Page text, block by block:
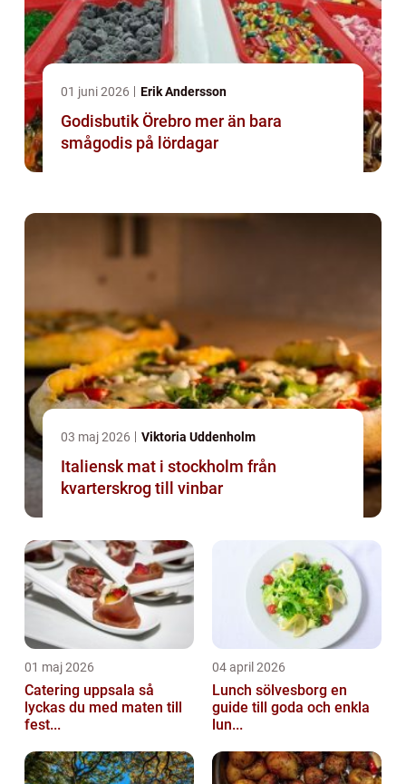
01 juni 2026 Erik Andersson
Godisbutik Örebro mer än bara
smågodis på lördagar
03 maj 2026 Viktoria Uddenholm
Italiensk mat i stockholm från
kvarterskrog till vinbar
01 maj 2026
Catering uppsala så
lyckas du med maten till
fest...
04 april 2026
Lunch sölvesborg en
guide till goda och enkla
lun...